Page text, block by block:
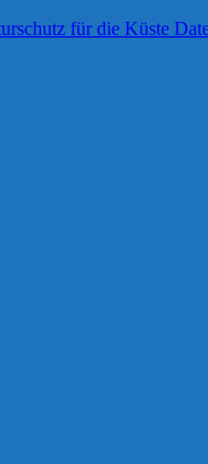
für die Küste